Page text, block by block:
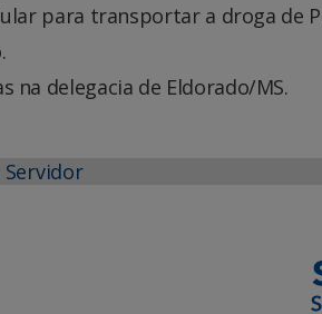
para transportar a droga de
delegacia de Eldorado/MS.
Servidor